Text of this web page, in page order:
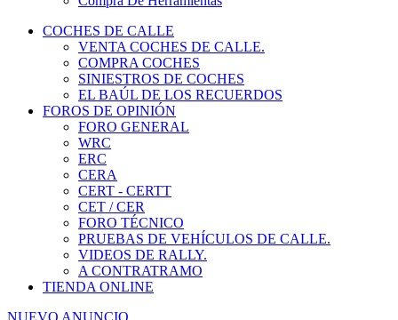
COCHES DE CALLE
VENTA COCHES DE CALLE.
COMPRA COCHES
SINIESTROS DE COCHES
EL BAÚL DE LOS RECUERDOS
FOROS DE OPINIÓN
FORO GENERAL
WRC
ERC
CERA
CERT - CERTT
CET / CER
FORO TÉCNICO
PRUEBAS DE VEHÍCULOS DE CALLE.
VIDEOS DE RALLY.
A CONTRATRAMO
TIENDA ONLINE
NUEVO ANUNCIO